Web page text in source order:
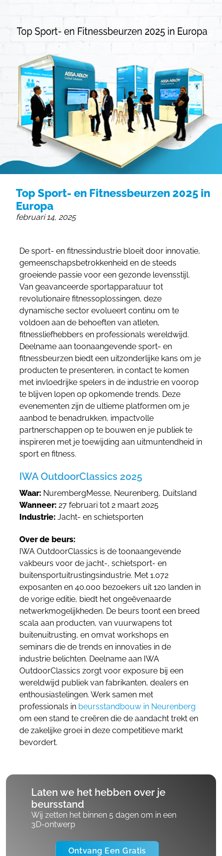
Top Sport- en Fitnessbeurzen 2025 in
Europa
februari 14, 2025
De sport- en fitnessindustrie bloeit door innovatie,
gemeenschapsbetrokkenheid en de steeds
groeiende passie voor een gezonde levensstijl.
Van geavanceerde sportapparatuur tot
revolutionaire fitnessoplossingen, deze
dynamische sector evolueert continu om te
voldoen aan de behoeften van atleten,
fitnessliefhebbers en professionals wereldwijd.
Deelname aan toonaangevende sport- en
fitnessbeurzen biedt een uitzonderlijke kans om je
producten te presenteren, in contact te komen
met invloedrijke spelers in de industrie en voorop
te blijven lopen op opkomende trends. Deze
evenementen zijn de ultieme platformen om je
aanbod te benadrukken, impactvolle
partnerschappen op te bouwen en je publiek te
inspireren met je toewijding aan uitmuntendheid in
sport en fitness.
IWA OutdoorClassics 2025
Waar: NurembergMesse, Neurenberg, Duitsland
Wanneer: 27 februari tot 2 maart 2025
Industrie: Jacht- en schietsporten
Over de beurs:
IWA OutdoorClassics is de toonaangevende
vakbeurs voor de jacht-, schietsport- en
buitensportuitrustingsindustrie. Met 1.072
exposanten en 40.000 bezoekers uit 120 landen in
de vorige editie, biedt het ongeëvenaarde
netwerkmogelijkheden. De beurs toont een breed
scala aan producten, van vuurwapens tot
buitenuitrusting, en omvat workshops en
seminars die de trends en innovaties in de
industrie belichten. Deelname aan IWA
OutdoorClassics zorgt voor exposure bij een
wereldwijd publiek van fabrikanten, dealers en
enthousiastelingen. Werk samen met
professionals in beursstandbouw in Neurenberg
om een stand te creëren die de aandacht trekt en
de zakelijke groei in deze competitieve markt
bevordert.
Laten we het hebben over je
beursstand
Wij zetten het binnen 5 dagen om in een
3D-ontwerp
Ontvang Een Gratis